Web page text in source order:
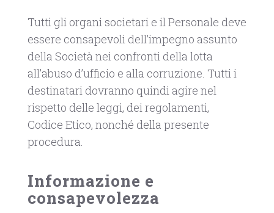
Tutti gli organi societari e il Personale deve
essere consapevoli dell’impegno assunto
della Società nei confronti della lotta
all’abuso d’ufficio e alla corruzione. Tutti i
destinatari dovranno quindi agire nel
rispetto delle leggi, dei regolamenti,
Codice Etico, nonché della presente
procedura.
Informazione e
consapevolezza